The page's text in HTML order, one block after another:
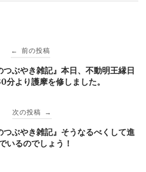
← 前の投稿
つぶやき雑記』本日、不動明王縁日
分より護摩を修しました。
次の投稿 →
つぶやき雑記』そうなるべくして進
いるのでしょう！